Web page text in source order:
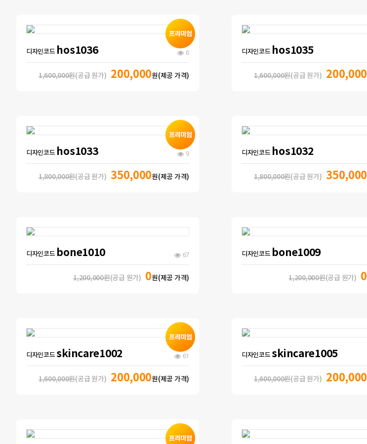
디자인코드 hos1036 6
1,600,000원(공급 원가) 200,000원(제공 가격)
디자인코드 hos1035
1,600,000원(공급 원가) 200,000
디자인코드 hos1033 9
1,800,000원(공급 원가) 350,000원(제공 가격)
디자인코드 hos1032
1,800,000원(공급 원가) 350,000
디자인코드 bone1010 67
1,200,000원(공급 원가) 0원(제공 가격)
디자인코드 bone1009
1,200,000원(공급 원가) 0
디자인코드 skincare1002 61
1,600,000원(공급 원가) 200,000원(제공 가격)
디자인코드 skincare1005
1,600,000원(공급 원가) 200,000